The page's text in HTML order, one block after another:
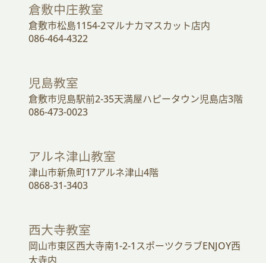
倉敷中庄教室
倉敷市松島1154-2マルナカマスカット店内
086-464-4322
児島教室
倉敷市児島駅前2-35天満屋ハピータウン児島店3階
086-473-0023
アルネ津山教室
津山市新魚町17アルネ津山4階
0868-31-3403
西大寺教室
岡山市東区西大寺南1-2-1スポーツクラブENJOY西
大寺内